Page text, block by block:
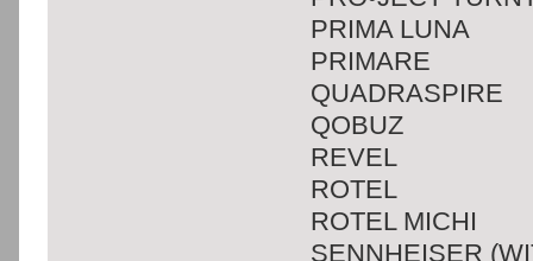
PRIMA LUNA
PRIMARE
QUADRASPIRE
QOBUZ
REVEL
ROTEL
ROTEL MICHI
SENNHEISER